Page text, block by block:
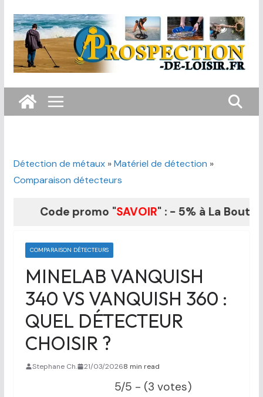
au
contenu
Détection de métaux»Matériel de détection »
Comparaison détecteurs
Code promo "SAVOIR" : - 5% à La Boutique
COMPARAISON DÉTECTEURS
MINELAB VANQUISH
340 VS VANQUISH 360 :
QUEL DÉTECTEUR
CHOISIR ?
Stephane Ch. 21/03/20268 min read
5/5 - (3 votes)